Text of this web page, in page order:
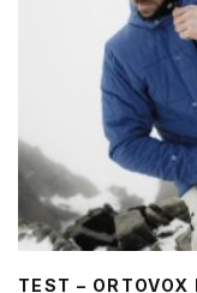
TEST –